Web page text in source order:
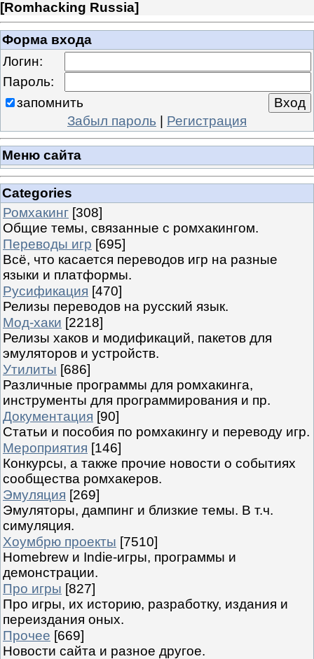
[Romhacking Russia]
Форма входа
Логин:
Пароль:
запомнить
Забыл пароль | Регистрация
Меню сайта
Categories
Ромхакинг [308]
Общие темы, связанные с ромхакингом.
Переводы игр [695]
Всё, что касается переводов игр на разные
языки и платформы.
Русификация [470]
Релизы переводов на русский язык.
Мод-хаки [2218]
Релизы хаков и модификаций, пакетов для
эмуляторов и устройств.
Утилиты [686]
Различные программы для ромхакинга,
инструменты для программирования и пр.
Документация [90]
Статьи и пособия по ромхакингу и переводу игр.
Мероприятия [146]
Конкурсы, а также прочие новости о событиях
сообщества ромхакеров.
Эмуляция [269]
Эмуляторы, дампинг и близкие темы. В т.ч.
симуляция.
Хоумбрю проекты [7510]
Homebrew и Indie-игры, программы и
демонстрации.
Про игры [827]
Про игры, их историю, разработку, издания и
переиздания оных.
Прочее [669]
Новости сайта и разное другое.